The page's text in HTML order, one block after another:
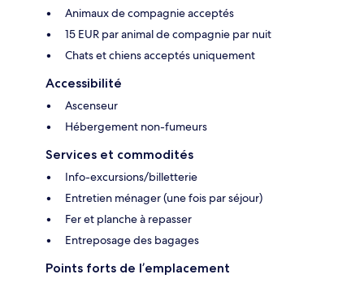
Animaux de compagnie acceptés
15 EUR par animal de compagnie par nuit
Chats et chiens acceptés uniquement
Accessibilité
Ascenseur
Hébergement non-fumeurs
Services et commodités
Info-excursions/billetterie
Entretien ménager (une fois par séjour)
Fer et planche à repasser
Entreposage des bagages
Points forts de l’emplacement